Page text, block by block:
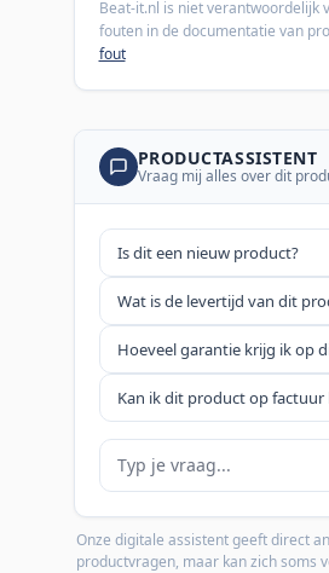
Beat-it.nl is niet verantwoordelijk
fouten in de documentatie van
fout
PRODUCTASSISTENT
Vraag mij alles over dit
Is dit een nieuw product?
Wat is de levertijd van dit
Hoeveel garantie krijg ik op
Kan ik dit product op factuur
Je vraag
Onze digitale assistent geeft direct
productvragen, maar kan zich soms